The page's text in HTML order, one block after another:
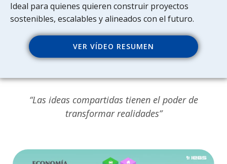
Ideal para quienes quieren construir proyectos
sostenibles, escalables y alineados con el futuro.
VER VÍDEO RESUMEN
“Las ideas compartidas tienen el poder de
transformar realidades”